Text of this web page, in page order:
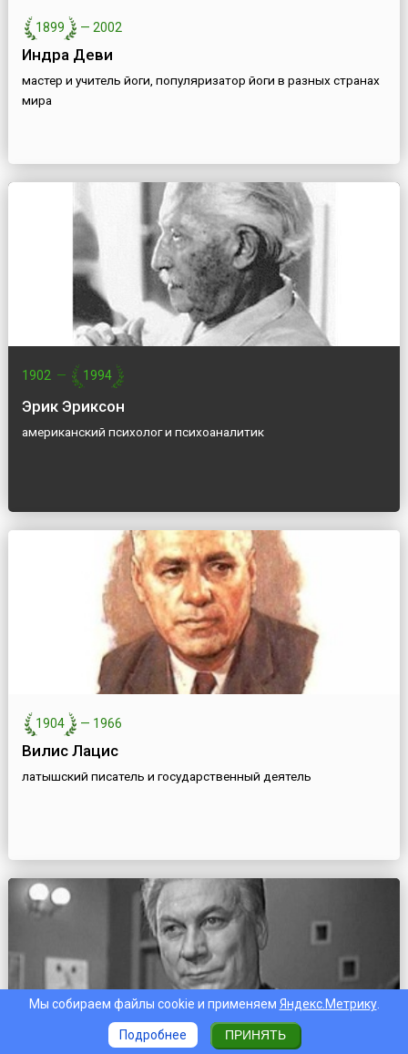
1899 — 2002
Индра Деви
мастер и учитель йоги, популяризатор йоги в разных странах
мира
1902 — 1994
Эрик Эриксон
американский психолог и психоаналитик
1904 — 1966
Вилис Лацис
латышский писатель и государственный деятель
Мы собираем файлы cookie и применяем Яндекс.Метрику.
Подробнее ПРИНЯТЬ